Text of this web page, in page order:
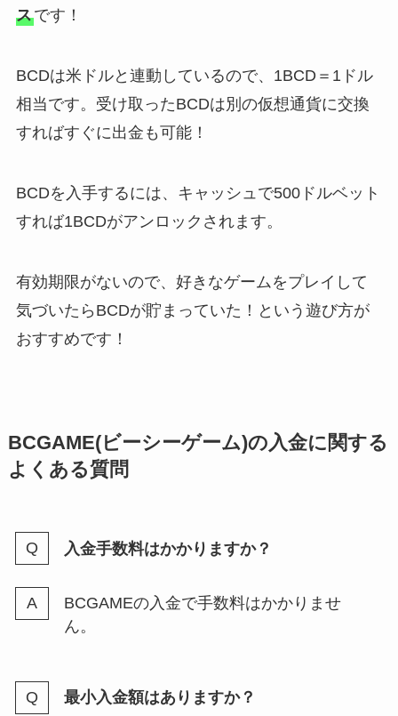
スです！
BCDは米ドルと連動しているので、1BCD＝1ドル
相当です。受け取ったBCDは別の仮想通貨に交換
すればすぐに出金も可能！
BCDを入手するには、キャッシュで500ドルベット
すれば1BCDがアンロックされます。
有効期限がないので、好きなゲームをプレイして
気づいたらBCDが貯まっていた！という遊び方が
おすすめです！
BCGAME(ビーシーゲーム)の入金に関する
よくある質問
入金手数料はかかりますか？
BCGAMEの入金で手数料はかかりませ
ん。
最小入金額はありますか？